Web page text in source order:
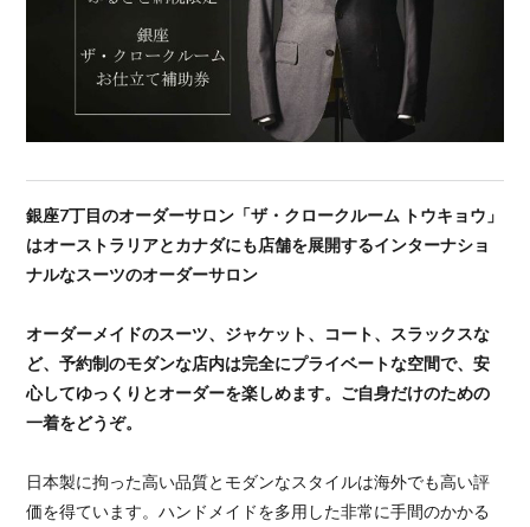
銀座7丁目のオーダーサロン「ザ・クロークルーム トウキョウ」
はオーストラリアとカナダにも店舗を展開するインターナショ
ナルなスーツのオーダーサロン
オーダーメイドのスーツ、ジャケット、コート、スラックスな
ど、予約制のモダンな店内は完全にプライベートな空間で、安
心してゆっくりとオーダーを楽しめます。ご自身だけのための
一着をどうぞ。
日本製に拘った高い品質とモダンなスタイルは海外でも高い評
価を得ています。ハンドメイドを多用した非常に手間のかかる